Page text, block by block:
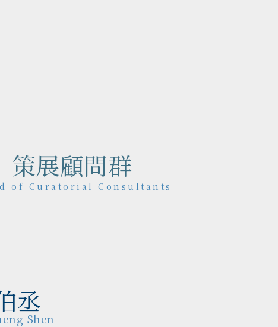
策展顧問群
of Curatorial Consultants
丞
Shen